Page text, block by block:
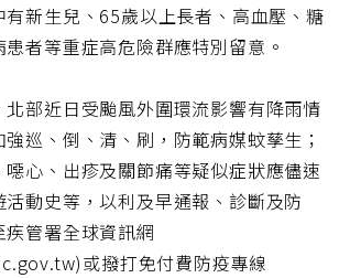
新生兒、65歲以上長者、高血壓、糖
者等重症高危險群應特別留意。
部近日受颱風外圍環流影響有降雨情
巡、倒、清、刷，防範病媒蚊孳生；
心、出疹及關節痛等疑似症狀應儘速
動史等，以利及早通報、診斷及防
管署全球資訊網
或撥打免付費防疫專線